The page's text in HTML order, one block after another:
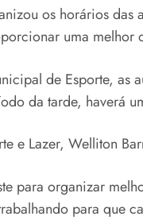
os horários
uma
de Esporte, as
da tarde, haverá
e Lazer, Welliton
para organizar
para que